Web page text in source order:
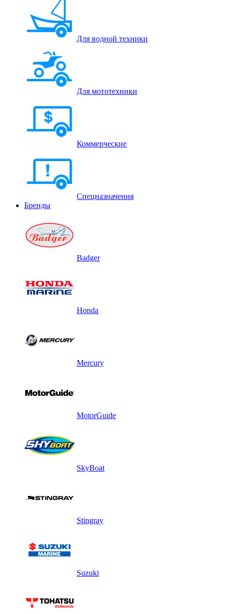
Для водной техники
Для мототехники
Коммерческие
Спецназначения
Бренды
Badger
Honda
Mercury
MotorGuide
SkyBoat
Stingray
Suzuki